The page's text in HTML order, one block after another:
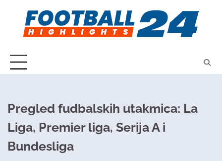
content
Pregled fudbalskih utakmica: La
Liga, Premier liga, Serija A i
Bundesliga